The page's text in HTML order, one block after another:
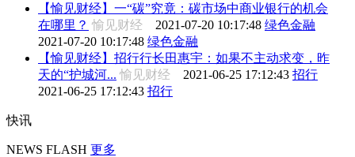
【愉见财经】一“碳”究竟：碳市场中商业银行的机会
在哪里？ 愉见财经 2021-07-20 10:17:48 绿色金融
2021-07-20 10:17:48 绿色金融
【愉见财经】招行行长田惠宇：如果不主动求变，昨
天的“护城河... 愉见财经 2021-06-25 17:12:43 招行
2021-06-25 17:12:43 招行
快讯
NEWS FLASH 更多